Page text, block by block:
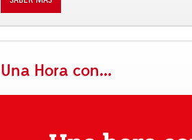
Una Hora con...